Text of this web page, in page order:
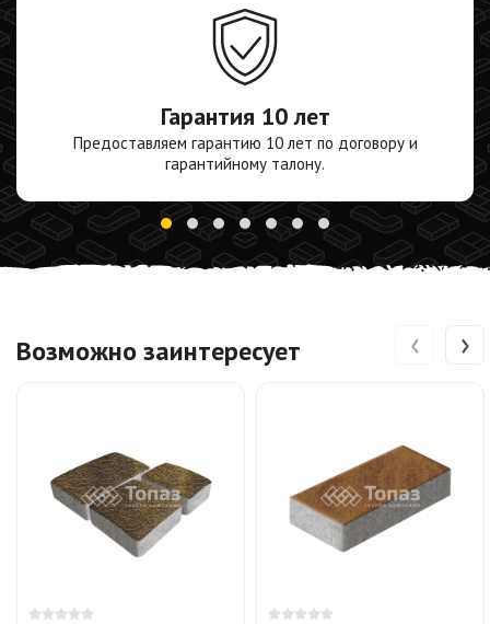
Гарантия 10 лет
Предоставляем гарантию 10 лет по договору и
гарантийному талону.
Возможно заинтересует ‹ ›